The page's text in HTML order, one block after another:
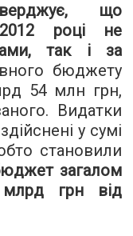
що
році не
так і за
бюджету
54 млн грн,
Видатки
у сумі
становили
загалом
грн від